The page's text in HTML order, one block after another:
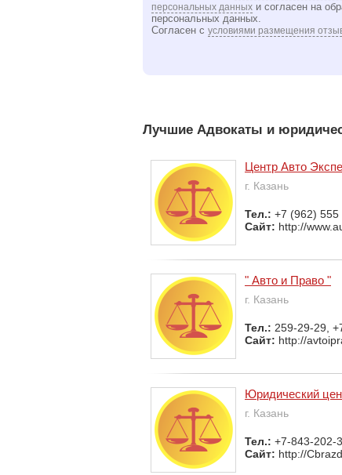
персональных данных и согласен на
персональных данных.
Согласен с условиями размещения
Лучшие Адвокаты и
Центр Авто
г. Казань
Тел.: +7 (962)
Сайт: http://
" Авто и Право "
г. Казань
Тел.: 259-29-29,
Сайт: http://
Юридический
г. Казань
Тел.: +7-843-202-
Сайт: http://